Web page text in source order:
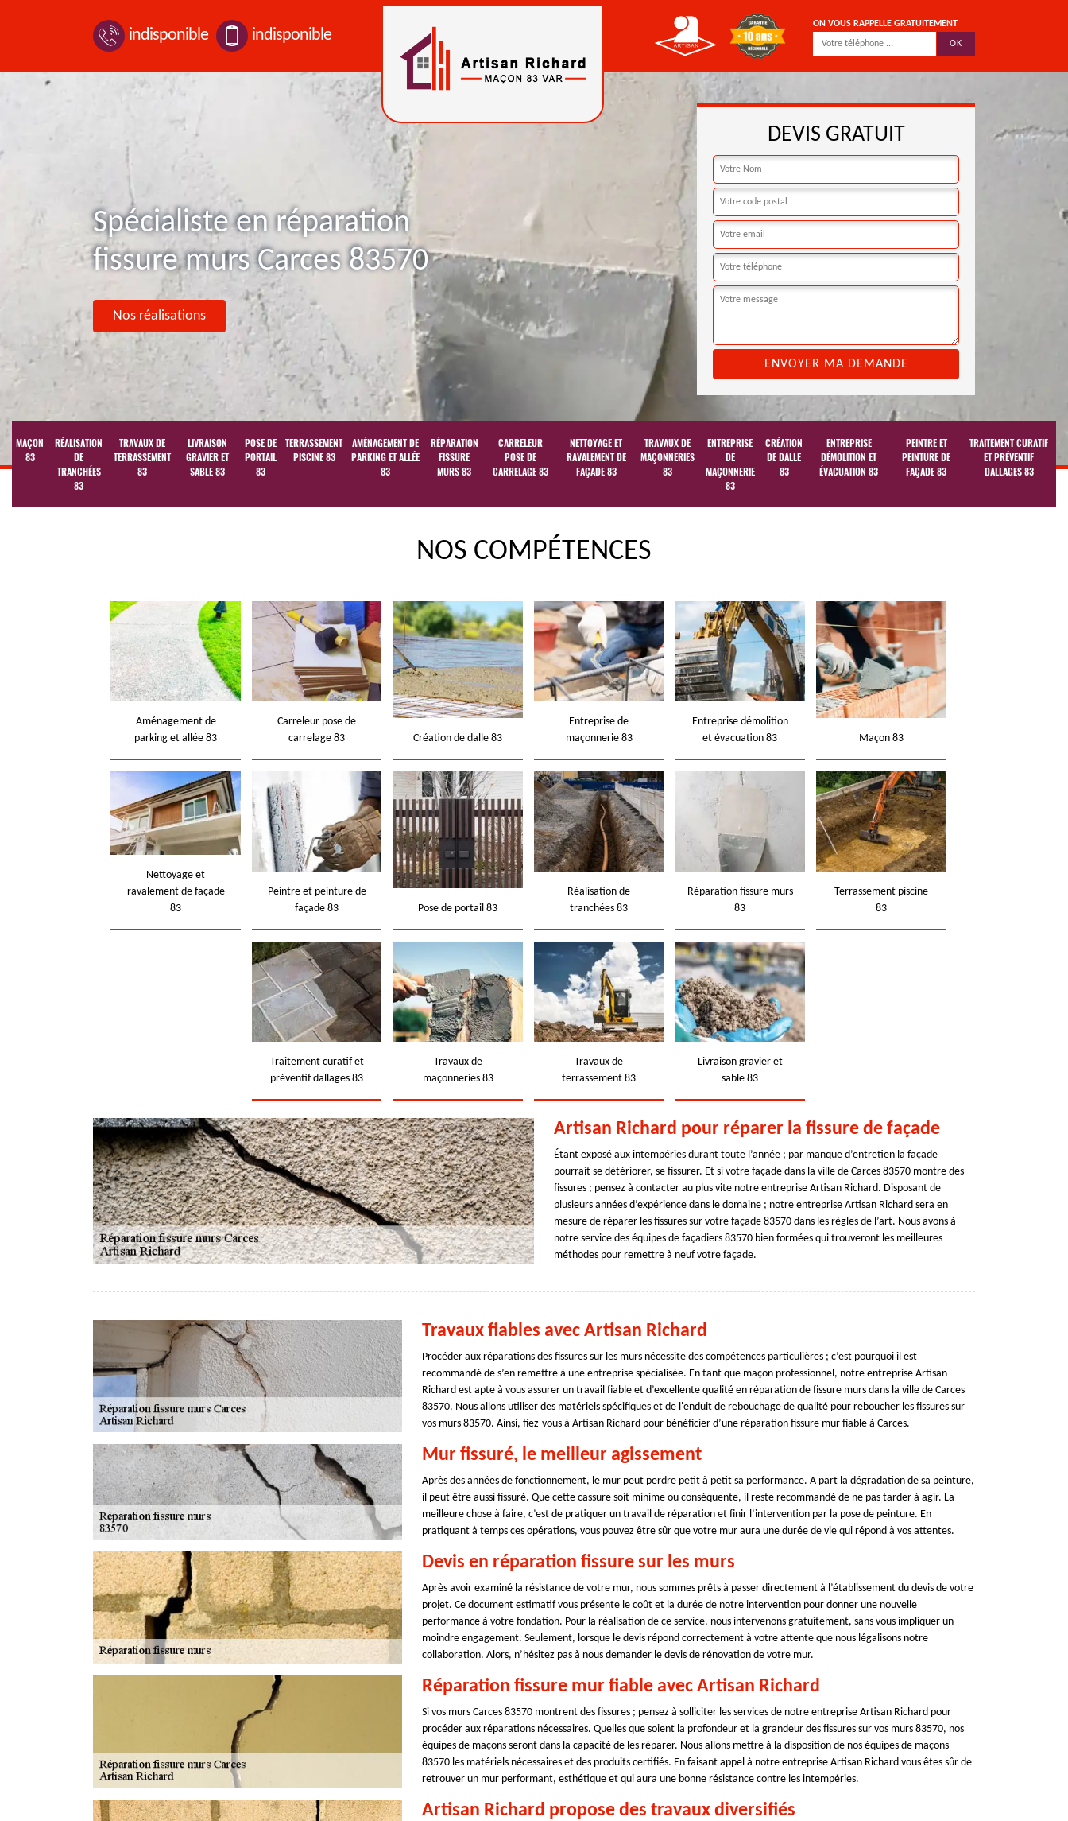
indisponible indisponible
ON VOUS RAPPELLE GRATUITEMENT
Spécialiste en réparation
fissure murs Carces 83570
Nos réalisations
DEVIS GRATUIT
MAÇON
83
RÉALISATION
DE
TRANCHÉES
83
TRAVAUX DE
TERRASSEMENT
83
LIVRAISON
GRAVIER ET
SABLE 83
POSE DE
PORTAIL
83
TERRASSEMENT
PISCINE 83
AMÉNAGEMENT DE
PARKING ET ALLÉE
83
RÉPARATION
FISSURE
MURS 83
CARRELEUR
POSE DE
CARRELAGE 83
NETTOYAGE ET
RAVALEMENT DE
FAÇADE 83
TRAVAUX DE
MAÇONNERIES
83
ENTREPRISE
DE
MAÇONNERIE
83
CRÉATION
DE DALLE
83
ENTREPRISE
DÉMOLITION ET
ÉVACUATION 83
PEINTRE ET
PEINTURE DE
FAÇADE 83
TRAITEMENT CURATIF
ET PRÉVENTIF
DALLAGES 83
NOS COMPÉTENCES
Aménagement de
parking et allée 83
Carreleur pose de
carrelage 83
Création de dalle 83
Entreprise de
maçonnerie 83
Entreprise démolition
et évacuation 83
Maçon 83
Nettoyage et
ravalement de façade
83
Peintre et peinture de
façade 83
Pose de portail 83
Réalisation de
tranchées 83
Réparation fissure murs
83
Terrassement piscine
83
Traitement curatif et
préventif dallages 83
Travaux de
maçonneries 83
Travaux de
terrassement 83
Livraison gravier et
sable 83
Artisan Richard pour réparer la fissure de façade
Étant exposé aux intempéries durant toute l’année ; par manque d’entretien la façade
pourrait se détériorer, se fissurer. Et si votre façade dans la ville de Carces 83570 montre des
fissures ; pensez à contacter au plus vite notre entreprise Artisan Richard. Disposant de
plusieurs années d’expérience dans le domaine ; notre entreprise Artisan Richard sera en
mesure de réparer les fissures sur votre façade 83570 dans les règles de l’art. Nous avons à
notre service des équipes de façadiers 83570 bien formées qui trouveront les meilleures
méthodes pour remettre à neuf votre façade.
Travaux fiables avec Artisan Richard
Procéder aux réparations des fissures sur les murs nécessite des compétences particulières ; c’est pourquoi il est
recommandé de s’en remettre à une entreprise spécialisée. En tant que maçon professionnel, notre entreprise Artisan
Richard est apte à vous assurer un travail fiable et d’excellente qualité en réparation de fissure murs dans la ville de Carces
83570. Nous allons utiliser des matériels spécifiques et de l'enduit de rebouchage de qualité pour reboucher les fissures sur
vos murs 83570. Ainsi, fiez-vous à Artisan Richard pour bénéficier d’une réparation fissure mur fiable à Carces.
Mur fissuré, le meilleur agissement
Après des années de fonctionnement, le mur peut perdre petit à petit sa performance. A part la dégradation de sa peinture,
il peut être aussi fissuré. Que cette cassure soit minime ou conséquente, il reste recommandé de ne pas tarder à agir. La
meilleure chose à faire, c’est de pratiquer un travail de réparation et finir l’intervention par la pose de peinture. En
pratiquant à temps ces opérations, vous pouvez être sûr que votre mur aura une durée de vie qui répond à vos attentes.
Devis en réparation fissure sur les murs
Après avoir examiné la résistance de votre mur, nous sommes prêts à passer directement à l’établissement du devis de votre
projet. Ce document estimatif vous présente le coût et la durée de notre intervention pour donner une nouvelle
performance à votre fondation. Pour la réalisation de ce service, nous intervenons gratuitement, sans vous impliquer un
moindre engagement. Seulement, lorsque le devis répond correctement à votre attente que nous légalisons notre
collaboration. Alors, n’hésitez pas à nous demander le devis de rénovation de votre mur.
Réparation fissure mur fiable avec Artisan Richard
Si vos murs Carces 83570 montrent des fissures ; pensez à solliciter les services de notre entreprise Artisan Richard pour
procéder aux réparations nécessaires. Quelles que soient la profondeur et la grandeur des fissures sur vos murs 83570, nos
équipes de maçons seront dans la capacité de les réparer. Nous allons mettre à la disposition de nos équipes de maçons
83570 les matériels nécessaires et des produits certifiés. En faisant appel à notre entreprise Artisan Richard vous êtes sûr de
retrouver un mur performant, esthétique et qui aura une bonne résistance contre les intempéries.
Artisan Richard propose des travaux diversifiés